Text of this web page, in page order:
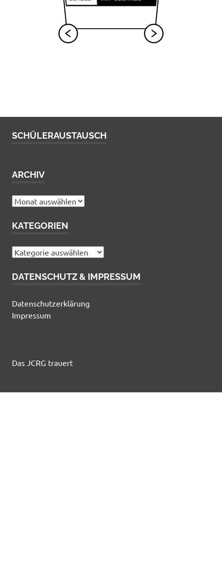
SCHÜLERAUSTAUSCH
ARCHIV
Archiv
KATEGORIEN
Kategorien
DATENSCHUTZ & IMPRESSUM
Datenschutzerklärung
Impressum
Das JCRG trauert